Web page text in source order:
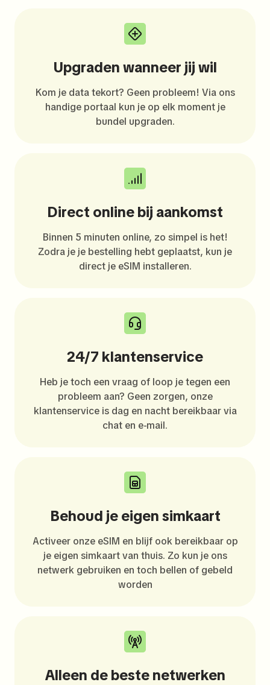
Upgraden wanneer jij wil
Kom je data tekort? Geen probleem! Via ons
handige portaal kun je op elk moment je
bundel upgraden.
Direct online bij aankomst
Binnen 5 minuten online, zo simpel is het!
Zodra je je bestelling hebt geplaatst, kun je
direct je eSIM installeren.
24/7 klantenservice
Heb je toch een vraag of loop je tegen een
probleem aan? Geen zorgen, onze
klantenservice is dag en nacht bereikbaar via
chat en e-mail.
Behoud je eigen simkaart
Activeer onze eSIM en blijf ook bereikbaar op
je eigen simkaart van thuis. Zo kun je ons
netwerk gebruiken en toch bellen of gebeld
worden
Alleen de beste netwerken